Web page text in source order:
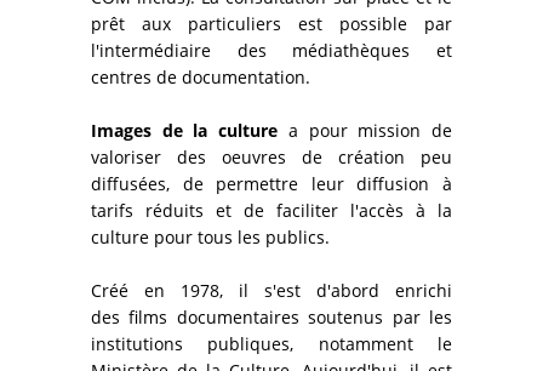
prêt aux particuliers est possible par
l'intermédiaire des médiathèques et
centres de documentation.
Images de la culture a pour mission de
valoriser des oeuvres de création peu
diffusées, de permettre leur diffusion à
tarifs réduits et de faciliter l'accès à la
culture pour tous les publics.
Créé en 1978, il s'est d'abord enrichi
des films documentaires soutenus par les
institutions publiques, notamment le